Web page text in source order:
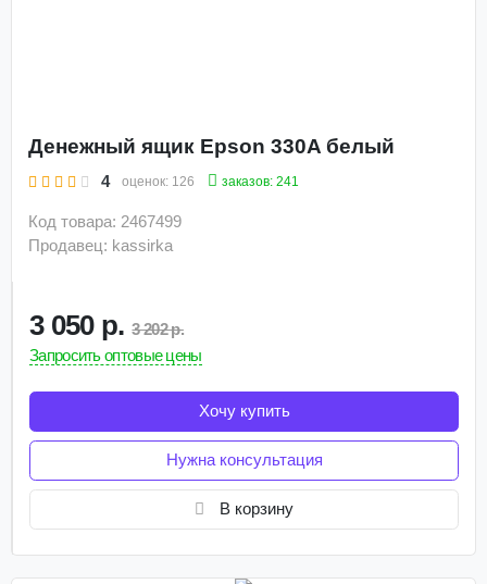
Денежный ящик Epson 330A белый
4 оценок: 126 заказов: 241
Код товара: 2467499
Продавец: kassirka
3 050 р. 3 202 р.
Запросить оптовые цены
Хочу купить
Нужна консультация
В корзину